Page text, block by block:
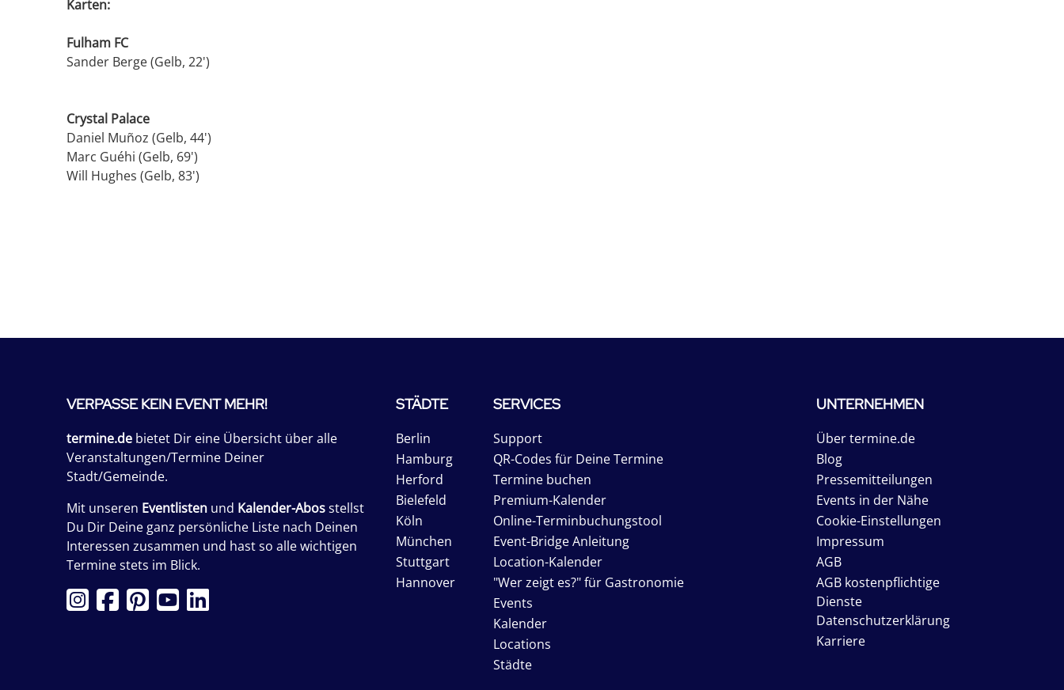
Karten:
Fulham FC
Sander Berge (Gelb, 22')
Crystal Palace
Daniel Muñoz (Gelb, 44')
Marc Guéhi (Gelb, 69')
Will Hughes (Gelb, 83')
VERPASSE KEIN EVENT MEHR!
termine.de bietet Dir eine Übersicht über alle
Veranstaltungen/Termine Deiner
Stadt/Gemeinde.
Mit unseren Eventlisten und Kalender-Abosstellst
Du Dir Deine ganz persönliche Liste nach Deinen
Interessen zusammen und hast so alle wichtigen
Termine stets im Blick.
STÄDTE
Berlin
Hamburg
Herford
Bielefeld
Köln
München
Stuttgart
Hannover
SERVICES
Support
QR-Codes für Deine Termine
Termine buchen
Premium-Kalender
Online-Terminbuchungstool
Event-Bridge Anleitung
Location-Kalender
"Wer zeigt es?" für Gastronomie
Events
Kalender
Locations
Städte
UNTERNEHMEN
Über termine.de
Blog
Pressemitteilungen
Events in der Nähe
Cookie-Einstellungen
Impressum
AGB
AGB kostenpflichtige
Dienste
Datenschutzerklärung
Karriere